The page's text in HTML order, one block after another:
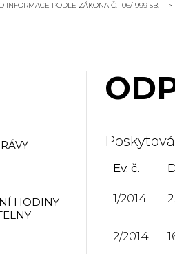
INFORMACE PODLE ZÁKONA Č. 106/1999 SB.
HODINY
Ev. č.
1/2014
2/2014